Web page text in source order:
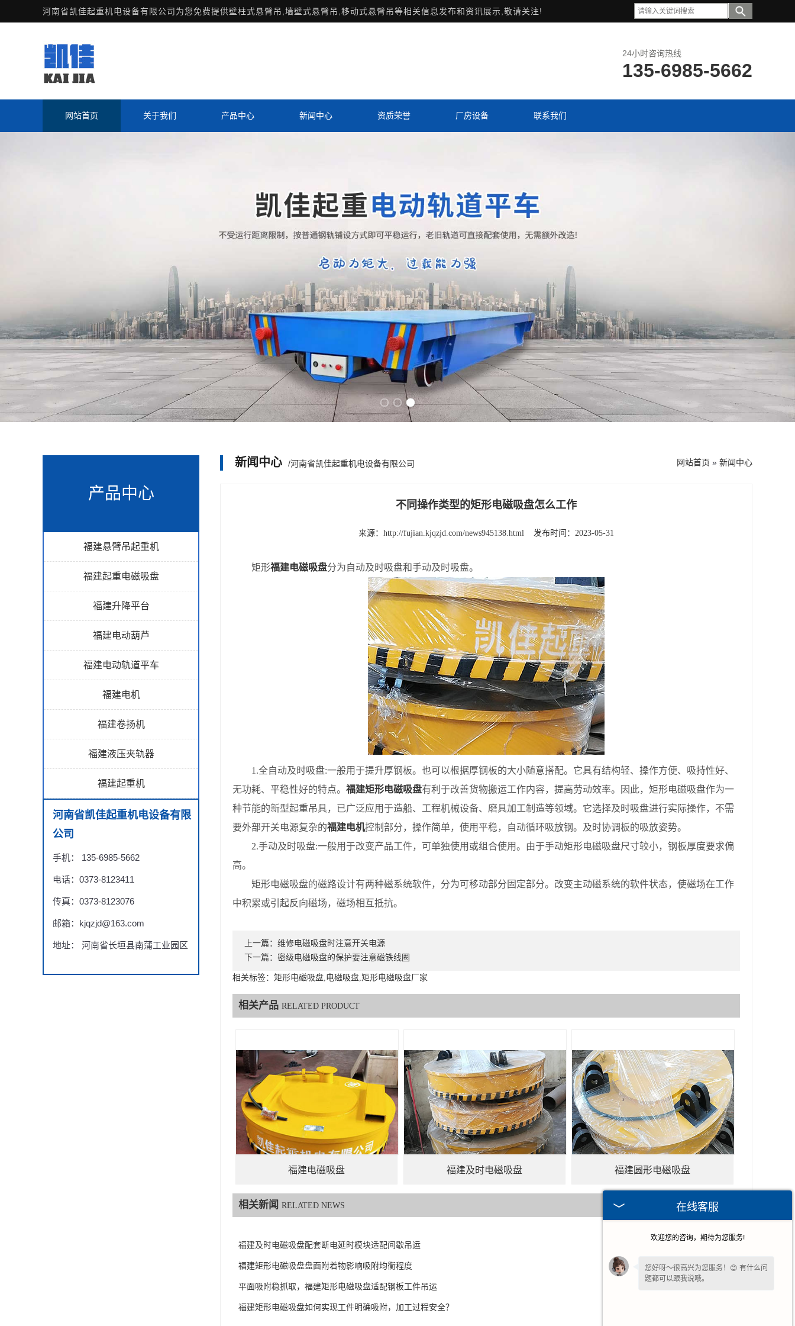
河南省凯佳起重机电设备有限公司为您免费提供壁柱式悬臂吊 ,墙壁式悬臂吊,移动式悬臂吊等相关信息发布和资讯展示,敬请关注!
24小时咨询热线
135-6985-5662
网站首页 关于我们 产品中心 新闻中心 资质荣誉 厂房设备 联系我们
产品中心
福建悬臂吊起重机
福建起重电磁吸盘
福建升降平台
福建电动葫芦
福建电动轨道平车
福建电机
福建卷扬机
福建液压夹轨器
福建起重机
河南省凯佳起重机电设备有限
公司
手机： 135-6985-5662
电话：0373-8123411
传真：0373-8123076
邮箱：kjqzjd@163.com
地址： 河南省长垣县南蒲工业园区
新闻中心 /河南省凯佳起重机电设备有限公司 网站首页 » 新闻中心
不同操作类型的矩形电磁吸盘怎么工作
来源： http://fujian.kjqzjd.com/news945138.html 发布时间：2023-05-31
矩形福建电磁吸盘分为自动及时吸盘和手动及时吸盘。
1.全自动及时吸盘:一般用于提升厚钢板。也可以根据厚钢板的大小随意搭配。它具有结构轻、操作方便、吸持性好、
无功耗、平稳性好的特点。 福建矩形电磁吸盘有利于改善货物搬运工作内容，提高劳动效率。因此，矩形电磁吸盘作为一
种节能的新型起重吊具，已广泛应用于造船、工程机械设备、磨具加工制造等领域。它选择及时吸盘进行实际操作，不需
要外部开关电源复杂的福建电机控制部分，操作简单，使用平稳，自动循环吸放钢。及时协调板的吸放姿势。
2.手动及时吸盘:一般用于改变产品工件，可单独使用或组合使用。由于手动矩形电磁吸盘尺寸较小，钢板厚度要求偏
高。
矩形电磁吸盘的磁路设计有两种磁系统软件，分为可移动部分固定部分。改变主动磁系统的软件状态，使磁场在工作
中积累或引起反向磁场，磁场相互抵抗。
上一篇： 维修电磁吸盘时注意开关电源
下一篇： 密级电磁吸盘的保护要注意磁铁线圈
相关标签：矩形电磁吸盘,电磁吸盘,矩形电磁吸盘厂家
相关产品 RELATED PRODUCT
福建电磁吸盘 福建及时电磁吸盘 福建圆形电磁吸盘
相关新闻 RELATED NEWS
福建及时电磁吸盘配套断电延时模块适配间歇吊运
福建矩形电磁吸盘盘面附着物影响吸附均衡程度 2026-07-09
平面吸附稳抓取，福建矩形电磁吸盘适配钢板工件吊运
福建矩形电磁吸盘如何实现工件明确吸附，加工过程安全？
在线客服
欢迎您的咨询，期待为您服务!
您好呀～很高兴为您服务！😊 有什么问
题都可以跟我说哦。